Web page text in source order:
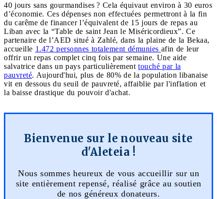
40 jours sans gourmandises ? Cela équivaut environ à 30 euros
d’économie. Ces dépenses non effectuées permettront à la fin
du carême de financer l’équivalent de 15 jours de repas au
Liban avec la “Table de saint Jean le Miséricordieux”. Ce
partenaire de l’AED situé à Zahlé, dans la plaine de la Bekaa,
accueille 1.472 personnes totalement démunies afin de leur
offrir un repas complet cinq fois par semaine. Une aide
salvatrice dans un pays particulièrement touché par la
pauvreté. Aujourd'hui, plus de 80% de la population libanaise
vit en dessous du seuil de pauvreté, affaiblie par l'inflation et
la baisse drastique du pouvoir d'achat.
Bienvenue sur le nouveau site
d'Aleteia !
Nous sommes heureux de vous accueillir sur un
site entièrement repensé, réalisé grâce au soutien
de nos généreux donateurs.